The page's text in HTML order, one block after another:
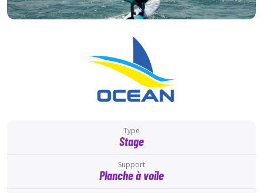
Type
Stage
Support
Planche à voile